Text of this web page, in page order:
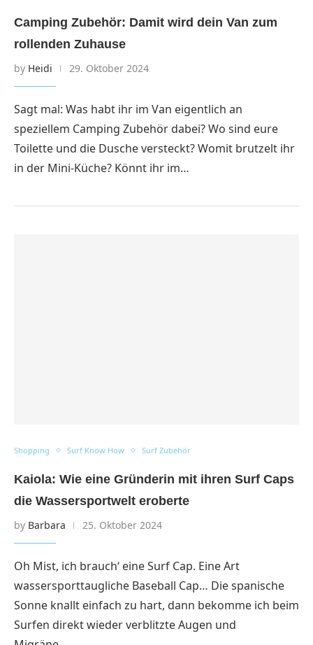
Camping Zubehör: Damit wird dein Van zum
rollenden Zuhause
by Heidi 29. Oktober 2024
Sagt mal: Was habt ihr im Van eigentlich an
speziellem Camping Zubehör dabei? Wo sind eure
Toilette und die Dusche versteckt? Womit brutzelt ihr
in der Mini-Küche? Könnt ihr im…
Shopping Surf Know How Surf Zubehör
Kaiola: Wie eine Gründerin mit ihren Surf Caps
die Wassersportwelt eroberte
by Barbara 25. Oktober 2024
Oh Mist, ich brauch‘ eine Surf Cap. Eine Art
wassersporttaugliche Baseball Cap… Die spanische
Sonne knallt einfach zu hart, dann bekomme ich beim
Surfen direkt wieder verblitzte Augen und